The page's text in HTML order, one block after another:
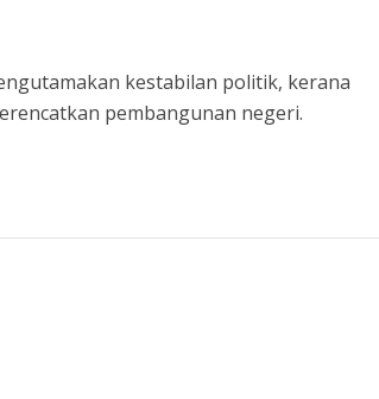
kestabilan politik, kerana
pembangunan negeri.